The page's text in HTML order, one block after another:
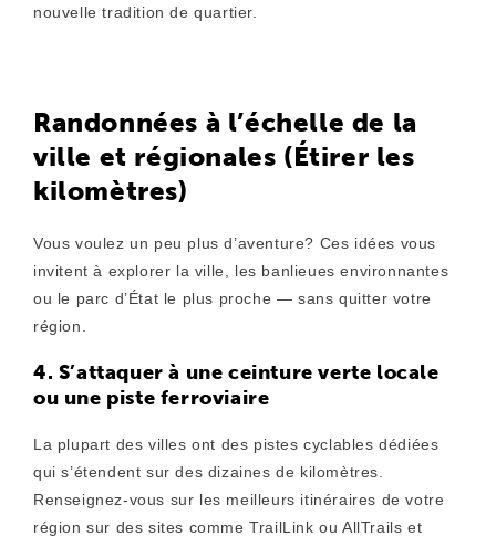
nouvelle tradition de quartier.
Randonnées à l’échelle de la
ville et régionales (Étirer les
kilomètres)
Vous voulez un peu plus d’aventure? Ces idées vous
invitent à explorer la ville, les banlieues environnantes
ou le parc d’État le plus proche — sans quitter votre
région.
4. S’attaquer à une ceinture verte locale
ou une piste ferroviaire
La plupart des villes ont des pistes cyclables dédiées
qui s’étendent sur des dizaines de kilomètres.
Renseignez-vous sur les meilleurs itinéraires de votre
région sur des sites comme TrailLink ou AllTrails et